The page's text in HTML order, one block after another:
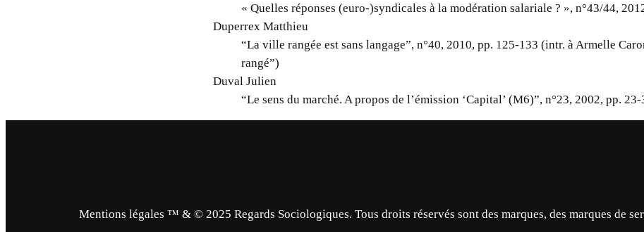
« Quelles réponses (euro-)syndicales à la modération salariale ? », n°43/44,
Duperrex Matthieu
“La ville rangée est sans langage”, n°40, 2010, pp. 125-133 (intr. à Armelle
rangé”)
Duval Julien
“Le sens du marché. A propos de l’émission ‘Capital’ (M6)”, n°23, 2002, pp. 23-
Mentions légales ™ & © 2025 Regards Sociologiques. Tous droits réservés sont des marques, des marques de